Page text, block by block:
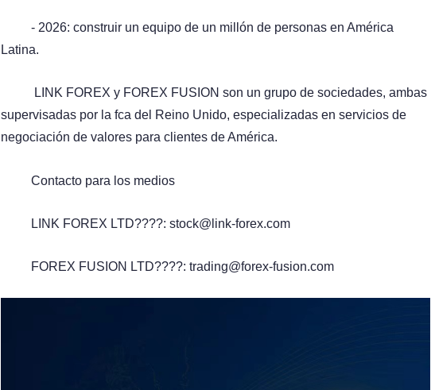
- 2026: construir un equipo de un millón de personas en América
Latina.
LINK FOREX y FOREX FUSION son un grupo de sociedades, ambas
supervisadas por la fca del Reino Unido, especializadas en servicios de
negociación de valores para clientes de América.
Contacto para los medios
LINK FOREX LTD????: stock@link-forex.com
FOREX FUSION LTD????: trading@forex-fusion.com